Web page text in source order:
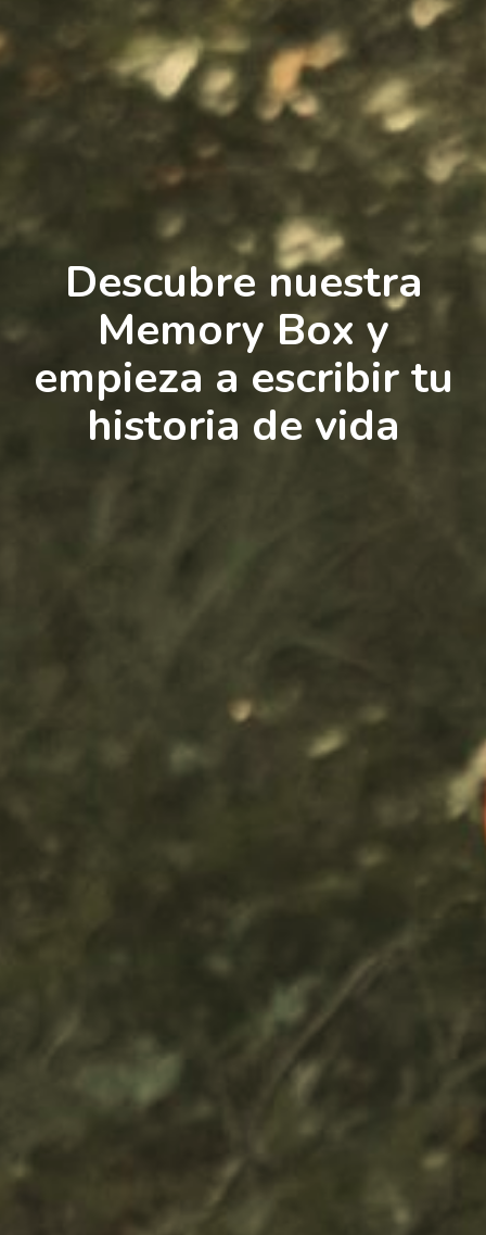
Descubre nuestra
Memory Box y
empieza a escribir tu
historia de vida